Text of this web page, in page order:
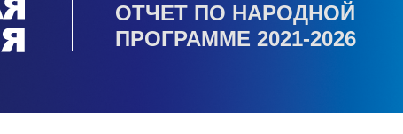
ОТЧЕТ ПО НАРОДНОЙ
ПРОГРАММЕ 2021-2026